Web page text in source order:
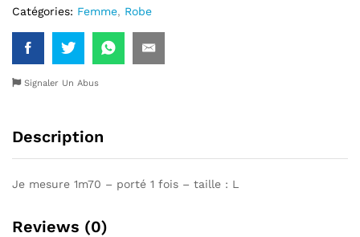
Catégories: Femme, Robe
Signaler Un Abus
Description
Je mesure 1m70 – porté 1 fois – taille : L
Reviews (0)